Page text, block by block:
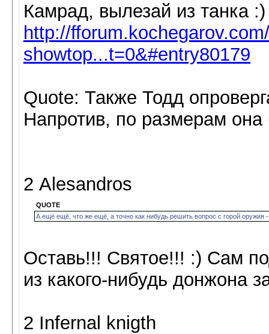
Камрад, вылезай из танка
http://
showtop...t=0&#entry80179
Quote: Также Тодд
Напротив, по размерам
2 Alesandros
QUOTE
А ещё ещё, что же ещё, а точно как нибудь решить вопрос с горой оружия
Оставь!!! Святое!!! :) Сам
из какого-нибудь донжона
2 Infernal knigth